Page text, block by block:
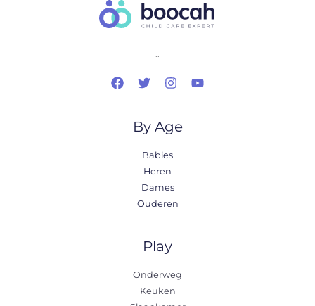
..
By Age
Babies
Heren
Dames
Ouderen
Play
Onderweg
Keuken